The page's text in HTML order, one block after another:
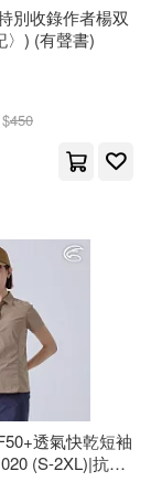
別收錄作者楊双
〉) (有聲書)
$450
透氣快乾短袖
(S-2XL)|抗UV
輕薄 休閒上衣